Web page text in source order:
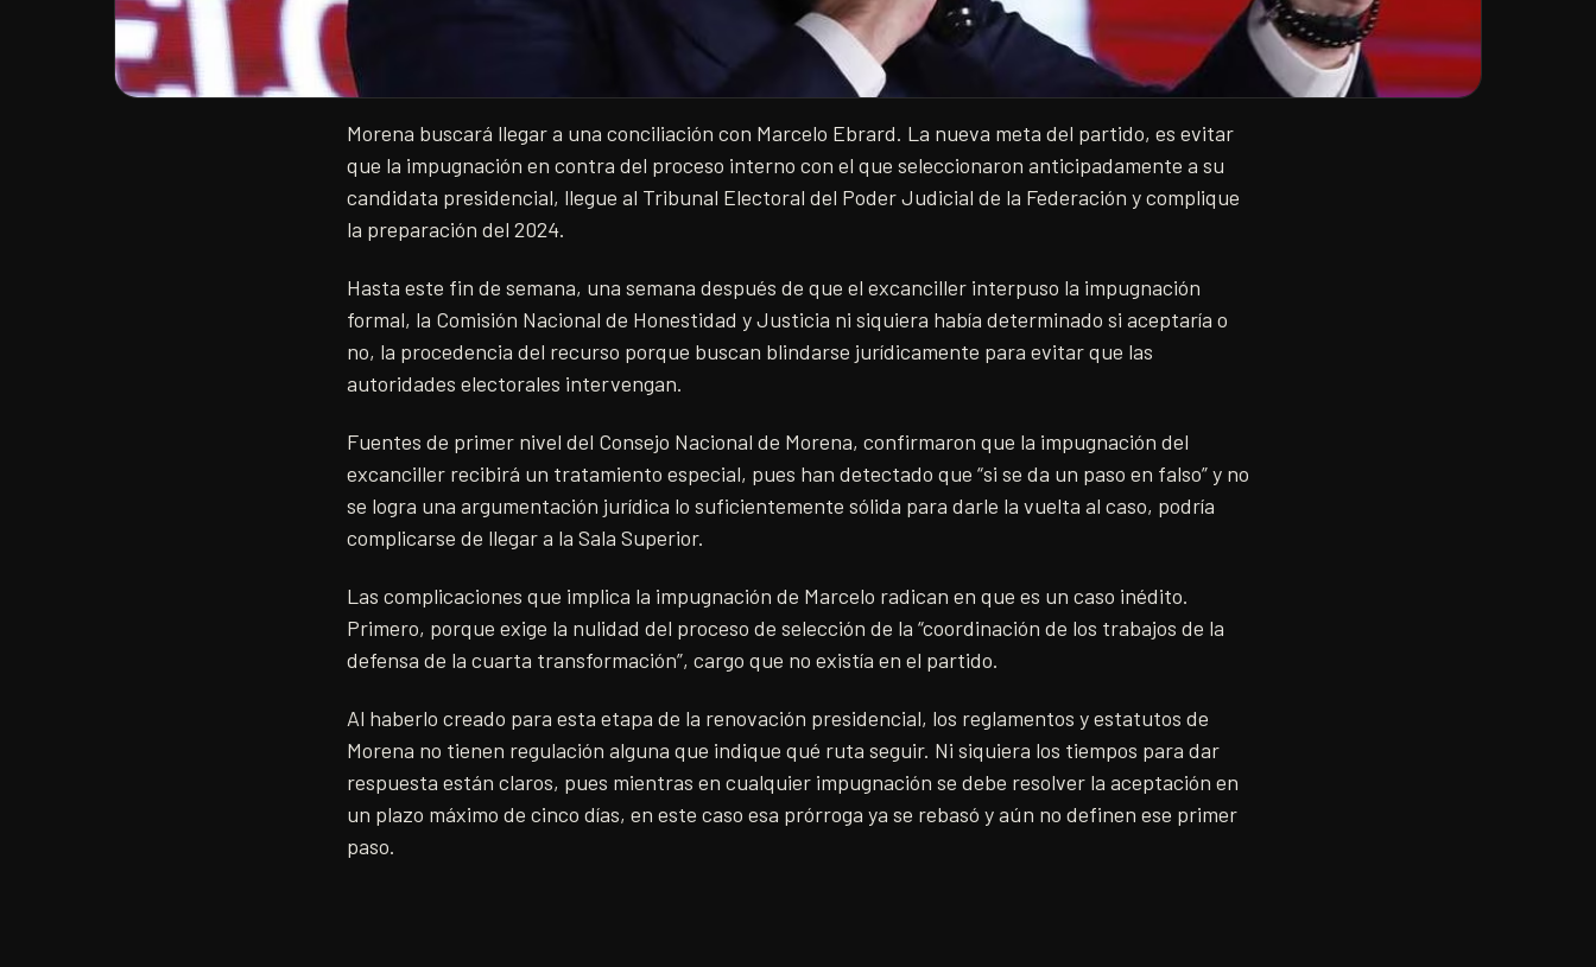
Morena buscará llegar a una conciliación con Marcelo Ebrard. La nueva meta del partido, es evitar
que la impugnación en contra del proceso interno con el que seleccionaron anticipadamente a su
candidata presidencial, llegue al Tribunal Electoral del Poder Judicial de la Federación y complique
la preparación del 2024.
Hasta este fin de semana, una semana después de que el excanciller interpuso la impugnación
formal, la Comisión Nacional de Honestidad y Justicia ni siquiera había determinado si aceptaría o
no, la procedencia del recurso porque buscan blindarse jurídicamente para evitar que las
autoridades electorales intervengan.
Fuentes de primer nivel del Consejo Nacional de Morena, confirmaron que la impugnación del
excanciller recibirá un tratamiento especial, pues han detectado que “si se da un paso en falso” y no
se logra una argumentación jurídica lo suficientemente sólida para darle la vuelta al caso, podría
complicarse de llegar a la Sala Superior.
Las complicaciones que implica la impugnación de Marcelo radican en que es un caso inédito.
Primero, porque exige la nulidad del proceso de selección de la “coordinación de los trabajos de la
defensa de la cuarta transformación”, cargo que no existía en el partido.
Al haberlo creado para esta etapa de la renovación presidencial, los reglamentos y estatutos de
Morena no tienen regulación alguna que indique qué ruta seguir. Ni siquiera los tiempos para dar
respuesta están claros, pues mientras en cualquier impugnación se debe resolver la aceptación en
un plazo máximo de cinco días, en este caso esa prórroga ya se rebasó y aún no definen ese primer
paso.